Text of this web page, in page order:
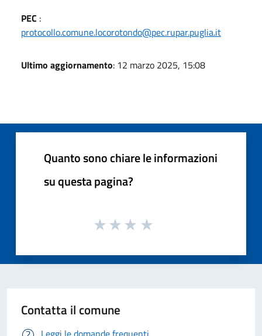
PEC :
protocollo.comune.locorotondo@pec.rupar.puglia.it
Ultimo aggiornamento: 12 marzo 2025, 15:08
Quanto sono chiare le informazioni
su questa pagina?
Contatta il comune